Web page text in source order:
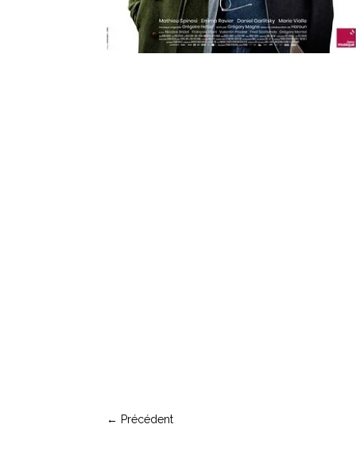
← Précédent